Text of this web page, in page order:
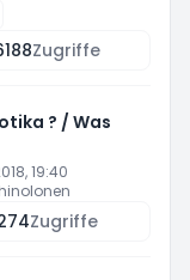
Zugriffe
? / Was
19:40
Zugriffe